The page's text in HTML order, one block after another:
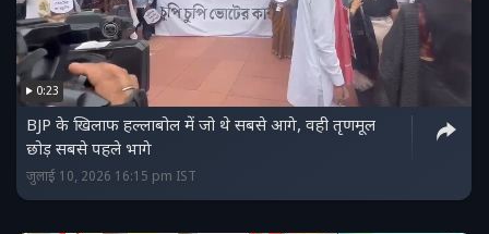
0:23
BJP के खिलाफ हल्लाबोल में जो थे सबसे आगे, वही तृणमूल
छोड़ सबसे पहले भागे
जुलाई 10, 2026 16:15 pm IST